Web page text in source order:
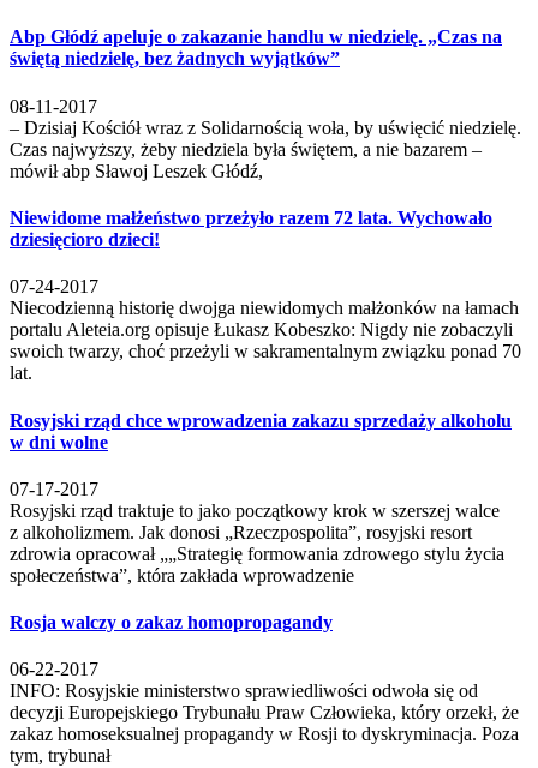
Abp Głódź apeluje o zakazanie handlu w niedzielę. „Czas na
świętą niedzielę, bez żadnych wyjątków”
08-11-2017
– Dzisiaj Kościół wraz z Solidarnością woła, by uświęcić niedzielę.
Czas najwyższy, żeby niedziela była świętem, a nie bazarem –
mówił abp Sławoj Leszek Głódź,
Niewidome małżeństwo przeżyło razem 72 lata. Wychowało
dziesięcioro dzieci!
07-24-2017
Niecodzienną historię dwojga niewidomych małżonków na łamach
portalu Aleteia.org opisuje Łukasz Kobeszko: Nigdy nie zobaczyli
swoich twarzy, choć przeżyli w sakramentalnym związku ponad 70
lat.
Rosyjski rząd chce wprowadzenia zakazu sprzedaży alkoholu
w dni wolne
07-17-2017
Rosyjski rząd traktuje to jako początkowy krok w szerszej walce
z alkoholizmem. Jak donosi „Rzeczpospolita”, rosyjski resort
zdrowia opracował „„Strategię formowania zdrowego stylu życia
społeczeństwa”, która zakłada wprowadzenie
Rosja walczy o zakaz homopropagandy
06-22-2017
INFO: Rosyjskie ministerstwo sprawiedliwości odwoła się od
decyzji Europejskiego Trybunału Praw Człowieka, który orzekł, że
zakaz homoseksualnej propagandy w Rosji to dyskryminacja. Poza
tym, trybunał